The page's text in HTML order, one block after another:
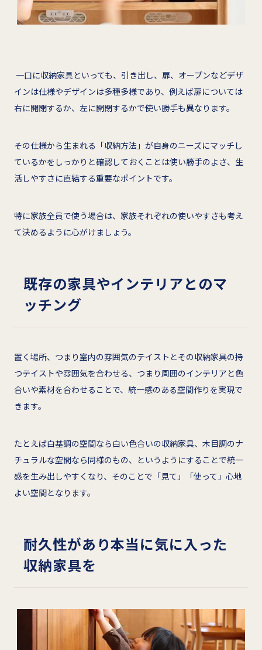
一口に収納家具といっても、引き出し、扉、オープンなどデザ
インは仕様やデザインは多種多様であり、例えば扉については
右に開閉するか、左に開閉するかで使い勝手も異なります。
その仕様から生まれる「収納方法」が自身のニーズにマッチし
ているかをしっかりと確認しておくことは使い勝手のよさ、生
活しやすさに直結する重要なポイントです。
特に家族全員で使う場合は、家族それぞれの使いやすさも考え
て決めるように心がけましょう。
既存の家具やインテリアとのマ
ッチング
置く場所、つまり室内の雰囲気のテイストとその収納家具の持
つテイストや雰囲気を合わせる、つまり周囲のインテリアと色
合いや素材を合わせることで、統一感のある空間作りを実現で
きます。
たとえば白基調の空間なら白い色合いの収納家具、木目調のナ
チュラルな空間なら同様のもの、というようにすることで統一
感を生み出しやすくなり、そのことで「見て」「使って」心地
よい空間となります。
耐久性があり本当に気に入った
収納家具を